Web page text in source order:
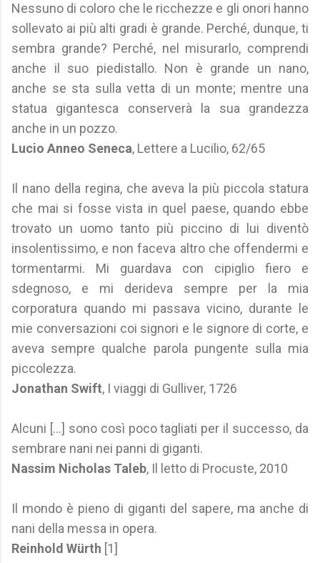
Nessuno di coloro che le ricchezze e gli onori hanno
sollevato ai più alti gradi è grande. Perché, dunque, ti
sembra grande? Perché, nel misurarlo, comprendi
anche il suo piedistallo. Non è grande un nano,
anche se sta sulla vetta di un monte; mentre una
statua gigantesca conserverà la sua grandezza
anche in un pozzo.
Lucio Anneo Seneca, Lettere a Lucilio, 62/65
Il nano della regina, che aveva la più piccola statura
che mai si fosse vista in quel paese, quando ebbe
trovato un uomo tanto più piccino di lui diventò
insolentissimo, e non faceva altro che offendermi e
tormentarmi. Mi guardava con cipiglio fiero e
sdegnoso, e mi derideva sempre per la mia
corporatura quando mi passava vicino, durante le
mie conversazioni coi signori e le signore di corte, e
aveva sempre qualche parola pungente sulla mia
piccolezza.
Jonathan Swift, I viaggi di Gulliver, 1726
Alcuni [...] sono così poco tagliati per il successo, da
sembrare nani nei panni di giganti.
Nassim Nicholas Taleb, Il letto di Procuste, 2010
Il mondo è pieno di giganti del sapere, ma anche di
nani della messa in opera.
Reinhold Würth [1]